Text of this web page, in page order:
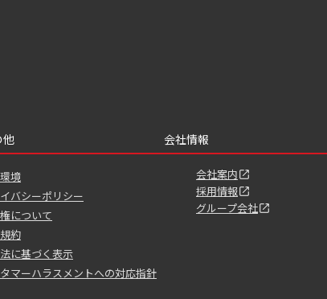
他
境
バシーポリシー
について
約
に基づく表示
マーハラスメントへの対応指針
会社情報
会社案内
採用情報
グループ会社